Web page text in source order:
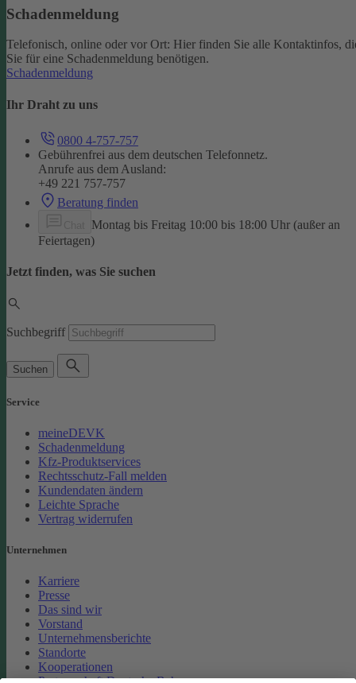
Schadenmeldung
Telefonisch, online oder vor Ort: Hier finden Sie alle Kontaktinfos,
Sie für eine Schadenmeldung benötigen.
Schadenmeldung
Ihr Draht zu uns
0800 4-757-757
Gebührenfrei aus dem deutschen Telefonnetz.
Anrufe aus dem Ausland:
+49 221 757-757
Beratung finden
Montag bis Freitag 10:00 bis 18:00 Uhr (außer an
Feiertagen)
Jetzt finden, was Sie suchen
Suchbegriff
Suchen
Service
meineDEVK
Schadenmeldung
Kfz-Produktservices
Rechtsschutz-Fall melden
Kundendaten ändern
Leichte Sprache
Vertrag widerrufen
Unternehmen
Karriere
Presse
Das sind wir
Vorstand
Unternehmensberichte
Standorte
Kooperationen